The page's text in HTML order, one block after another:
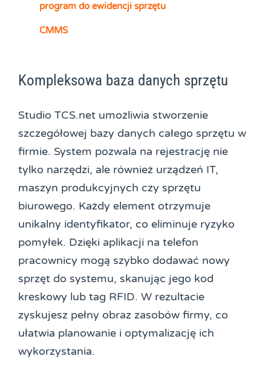
program do ewidencji sprzętu
CMMS
Kompleksowa baza danych sprzętu
Studio TCS.net umożliwia stworzenie
szczegółowej bazy danych całego sprzętu w
firmie. System pozwala na rejestrację nie
tylko narzędzi, ale również urządzeń IT,
maszyn produkcyjnych czy sprzętu
biurowego. Każdy element otrzymuje
unikalny identyfikator, co eliminuje ryzyko
pomyłek. Dzięki aplikacji na telefon
pracownicy mogą szybko dodawać nowy
sprzęt do systemu, skanując jego kod
kreskowy lub tag RFID. W rezultacie
zyskujesz pełny obraz zasobów firmy, co
ułatwia planowanie i optymalizację ich
wykorzystania.